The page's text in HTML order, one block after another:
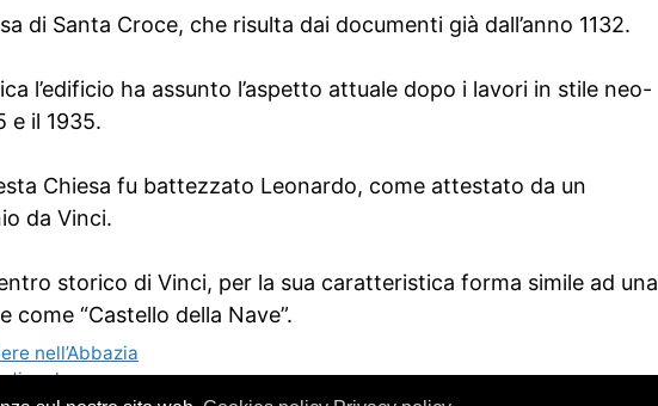
di Santa Croce, che risulta dai documenti già dall’anno 1132.
l’edificio ha assunto l’aspetto attuale dopo i lavori in stile neo-
e il 1935.
Chiesa fu battezzato Leonardo, come attestato da un
da Vinci.
storico di Vinci, per la sua caratteristica forma simile ad una
“Castello della Nave”.
nell’Abbazia